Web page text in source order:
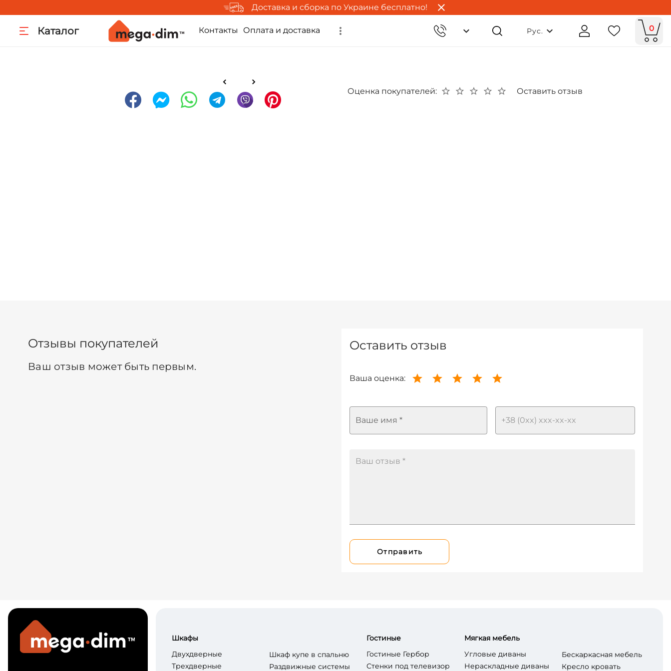
Доставка и сборка по Украине бесплатно!
Каталог Контакты Оплата и доставка Рус. 0
Оценка покупателей: Оставить отзыв
Отзывы покупателей
Ваш отзыв может быть первым.
Оставить отзыв
Ваша оценка:
Ваше имя *
Отправить
Шкафы
Двухдверные
Трехдверные
Шкаф купе в спальню
Раздвижные системы
Гостиные
Гостиные Гербор
Стенки под телевизор
Мягкая мебель
Угловые диваны
Нераскладные диваны
Бескаркасная мебель
Кресло кровать